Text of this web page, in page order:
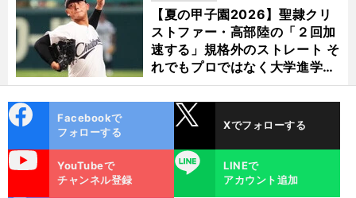
【夏の甲子園2026】聖隷クリ
ストファー・高部陸の「２回加
速する」規格外のストレート そ
れでもプロではなく大学進学を
選ぶ理由
ok
Facebookで
フォローする
Xでフォローする
YouTubeで
チャンネル登録
LINE
LINEで
アカウント追加